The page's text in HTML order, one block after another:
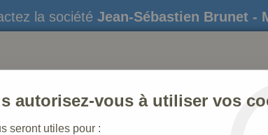
la société Jean-Sébastien Brunet -
autorisez-vous à utiliser vos
seront utiles pour :